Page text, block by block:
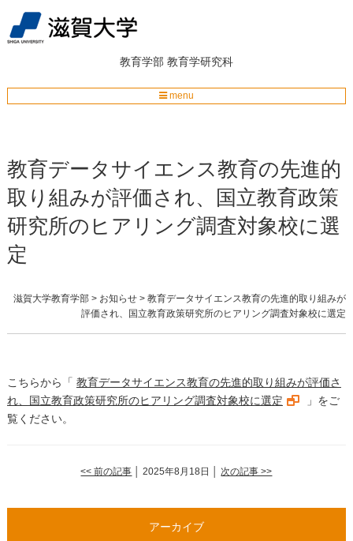
教育学部 教育学研究科
menu
教育データサイエンス教育の先進的
取り組みが評価され、国立教育政策
研究所のヒアリング調査対象校に選
定
滋賀大学教育学部 > お知らせ >教育データサイエンス教育の先進的取り組みが
評価され、国立教育政策研究所のヒアリング調査対象校に選定
こちらから「 教育データサイエンス教育の先進的取り組みが評価さ
れ、国立教育政策研究所のヒアリング調査対象校に選定
」をご
覧ください。
<< 前の記事 │ 2025年8月18日 │ 次の記事 >>
アーカイブ